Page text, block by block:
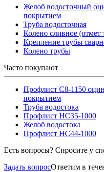
Желоб водосточный
покрытием
Труба водосточная
Колено сливное (отмет
Крепление трубы
Колено трубы
Часто покупают
Профлист С8-1150
покрытием
Труба водостока
Профлист НС35-1000
Желоб водостока
Профлист НС44-1000
Есть вопросы? Спросите у
Задать вопросОтветим в